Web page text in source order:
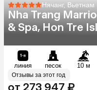
Нячанг, Вьетнам
Nha Trang
& Spa, Hon Tre
линия песок 10 м
Отзывы за этот год
от 273 947 ₽